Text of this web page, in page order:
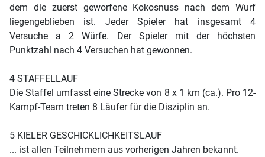
dem die zuerst geworfene Kokosnuss nach dem Wurf
liegengeblieben ist. Jeder Spieler hat insgesamt 4
Versuche a 2 Würfe. Der Spieler mit der höchsten
Punktzahl nach 4 Versuchen hat gewonnen.
4 STAFFELLAUF
Die Staffel umfasst eine Strecke von 8 x 1 km (ca.). Pro 12-
Kampf-Team treten 8 Läufer für die Disziplin an.
5 KIELER GESCHICKLICHKEITSLAUF
... ist allen Teilnehmern aus vorherigen Jahren bekannt.